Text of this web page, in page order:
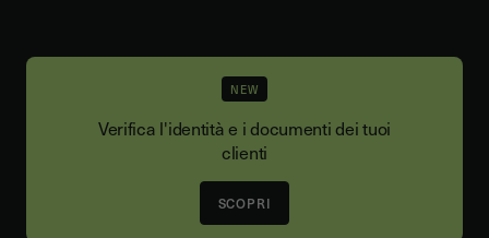
NEW
Verifica l'identità e i documenti dei tuoi
clienti
SCOPRI